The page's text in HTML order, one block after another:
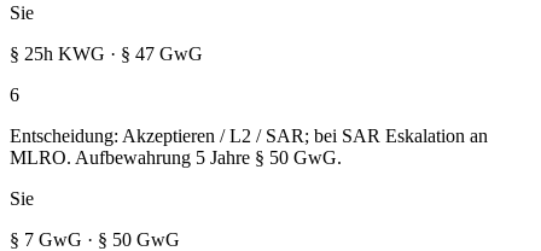
Sie
§ 25h KWG · § 47 GwG
6
Entscheidung: Akzeptieren / L2 / SAR; bei SAR Eskalation an
MLRO. Aufbewahrung 5 Jahre § 50 GwG.
Sie
§ 7 GwG · § 50 GwG